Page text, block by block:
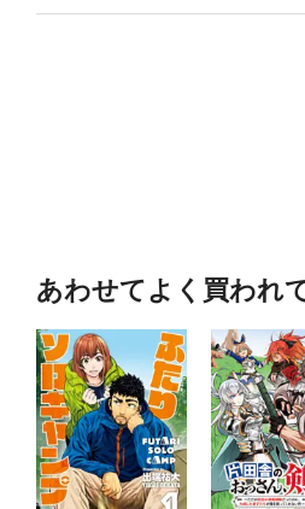
あわせてよく買われ